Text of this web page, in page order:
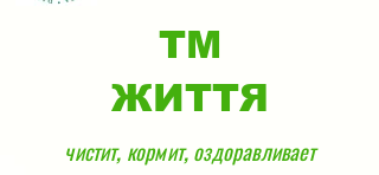
ТМ
ЖИТТЯ
чистит, кормит, оздоравливает